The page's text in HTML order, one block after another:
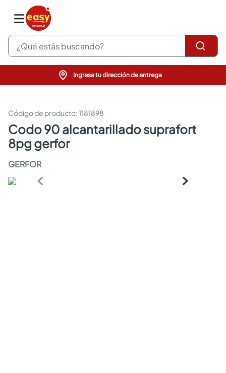
¿Qué estás buscando?
Ingresa tu dirección de entrega
:1181898
codo 90 alcantarillado suprafort
8pg gerfor
GERFOR
pinturas
sanitarios
comedor
escritorio
armarios closet
comedores